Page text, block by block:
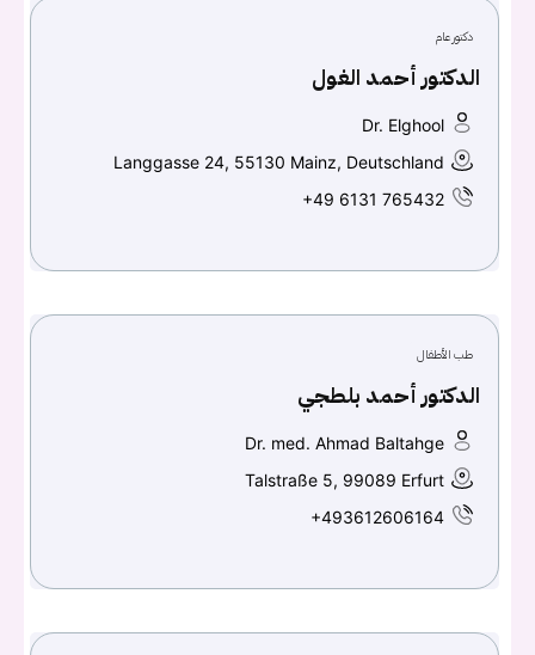
Don't have an account?
Continue withFacebook
دكتور عام
الدكتور أحمد الغول
Dr. Elghool
Langgasse 24, 55130 Mainz, Deutschland
+49 6131 765432
طب الأطفال
الدكتور أحمد بلطجي
Dr. med. Ahmad Baltahge
Talstraße 5, 99089 Erfurt
+493612606164